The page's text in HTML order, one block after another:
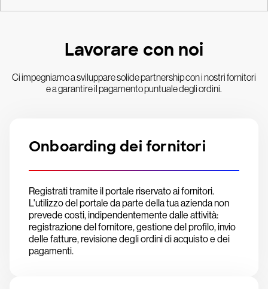
Lavorare con noi
Ci impegniamo a sviluppare solide partnership con i nostri fornitori
e a garantire il pagamento puntuale degli ordini.
Onboarding dei fornitori
Registrati tramite il portale riservato ai fornitori.
L'utilizzo del portale da parte della tua azienda non
prevede costi, indipendentemente dalle attività:
registrazione del fornitore, gestione del profilo, invio
delle fatture, revisione degli ordini di acquisto e dei
pagamenti.